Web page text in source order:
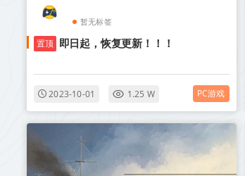
暂无标签
置顶 即日起，恢复更新！！！
2023-10-01 1.25 W PC游戏